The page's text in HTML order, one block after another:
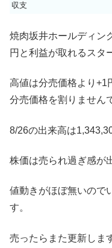
収支
焼肉坂井ホールディン
円と利益が取れるスタ
高値は分売価格より+1
分売価格を割りません
8/26の出来高は
株価は売られ過ぎ感が
値動きがほぼ無いので
す。
売ったらまた更新しま